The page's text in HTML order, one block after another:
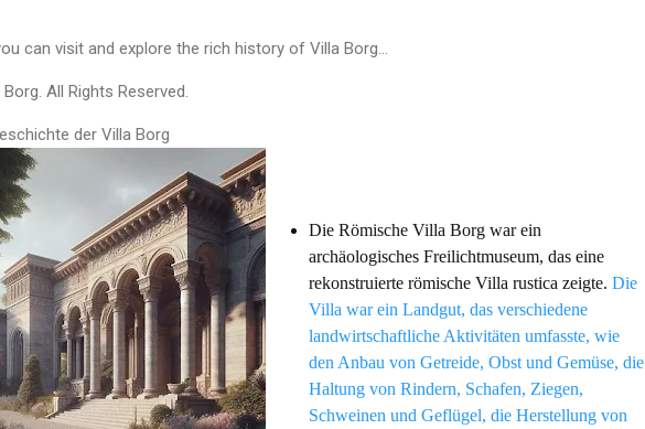
can visit and explore the rich history of Villa Borg...
All Rights Reserved.
der Villa Borg
Die Römische Villa Borg war ein
archäologisches Freilichtmuseum, das eine
rekonstruierte römische Villa rustica zeigte. Die
Villa war ein Landgut, das verschiedene
landwirtschaftliche Aktivitäten umfasste, wie
den Anbau von Getreide, Obst und Gemüse, die
Haltung von Rindern, Schafen, Ziegen,
Schweinen und Geflügel, die Herstellung von